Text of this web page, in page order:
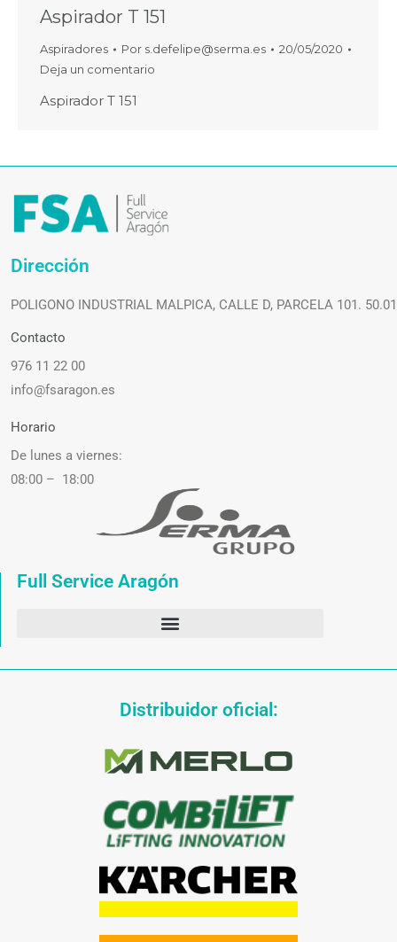
Aspirador T 151
Aspiradores Por s.defelipe@serma.es
20/05/2020
Deja un comentario
Aspirador T 151
Dirección
POLIGONO INDUSTRIAL MALPICA, CALLE D, PARCELA 101.
Contacto
976 11 22 00
info@fsaragon.es
Horario
De lunes a viernes:
08:00 – 18:00
Full Service Aragón
Distribuidor oficial: